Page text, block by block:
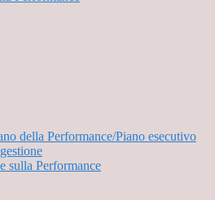
della Performance/Piano esecutivo
sulla Performance